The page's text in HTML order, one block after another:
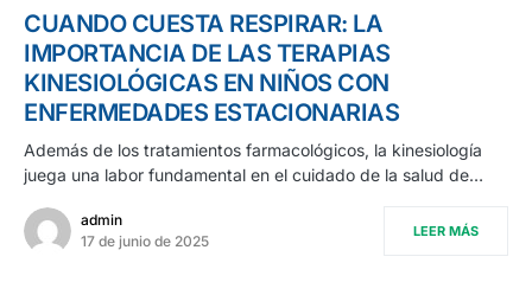
CUANDO CUESTA RESPIRAR: LA
IMPORTANCIA DE LAS TERAPIAS
KINESIOLÓGICAS EN NIÑOS CON
ENFERMEDADES ESTACIONARIAS
Además de los tratamientos farmacológicos, la kinesiología
juega una labor fundamental en el cuidado de la salud de…
admin
17 de junio de 2025
LEER MÁS